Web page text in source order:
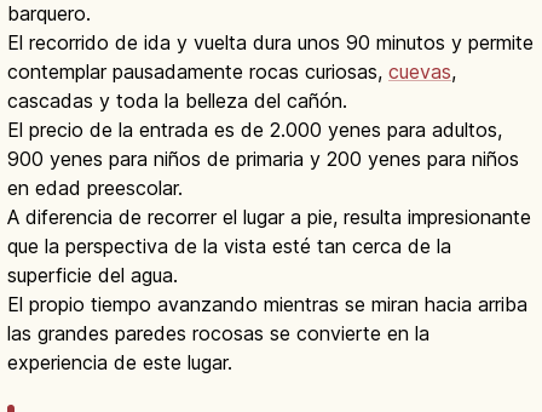
barquero.
El recorrido de ida y vuelta dura unos 90 minutos y permite
contemplar pausadamente rocas curiosas, cuevas,
cascadas y toda la belleza del cañón.
El precio de la entrada es de 2.000 yenes para adultos,
900 yenes para niños de primaria y 200 yenes para niños
en edad preescolar.
A diferencia de recorrer el lugar a pie, resulta impresionante
que la perspectiva de la vista esté tan cerca de la
superficie del agua.
El propio tiempo avanzando mientras se miran hacia arriba
las grandes paredes rocosas se convierte en la
experiencia de este lugar.